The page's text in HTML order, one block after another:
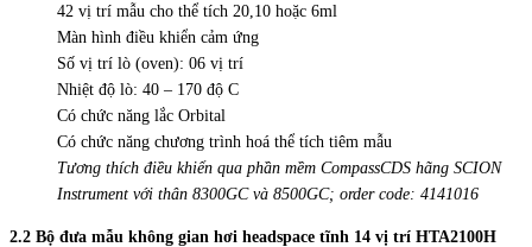
42 vị trí mẫu cho thể tích 20,10 hoặc 6ml
Màn hình điều khiển cảm ứng
Số vị trí lò (oven): 06 vị trí
Nhiệt độ lò: 40 – 170 độ C
Có chức năng lắc Orbital
Có chức năng chương trình hoá thể tích tiêm mẫu
Tương thích điều khiển qua phần mềm CompassCDS hãng SCION
Instrument với thân 8300GC và 8500GC; order code: 4141016
2.2 Bộ đưa mẫu không gian hơi headspace tĩnh 14 vị trí HTA2100H